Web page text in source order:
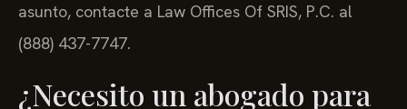
asunto, contacte a Law Offices Of SRIS, P.C. al
(888) 437-7747.
¿Necesito un abogado para